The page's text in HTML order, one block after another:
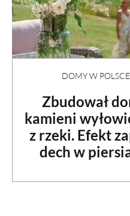
DOMY W POLSCE
Zbudował
kamieni
z rzeki. Efekt
dech w